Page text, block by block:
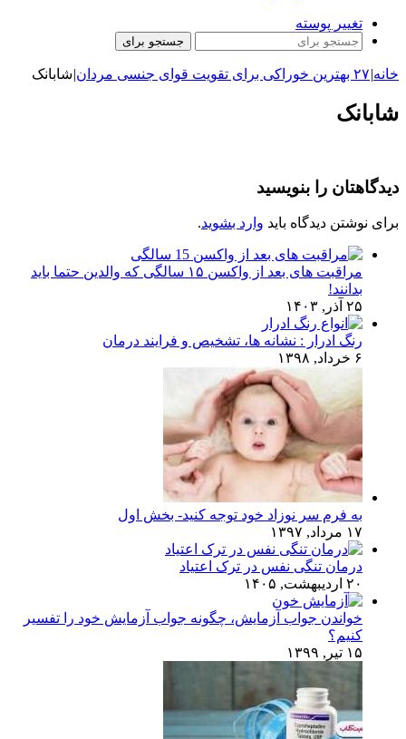
تغییر پوسته
جستجو برای
خانه|۲۷ بهترین خوراکی برای تقویت قوای جنسی مردان |شابانک
شابانک
دیدگاهتان را بنویسید
برای نوشتن دیدگاه باید وارد بشوید.
مراقبت های بعد از واکسن ۱۵ سالگی که والدین حتما باید
بدانند!
۲۵ آذر, ۱۴۰۳
رنگ ادرار : نشانه ها، تشخیص و فرایند درمان
۶ خرداد, ۱۳۹۸
به فرم سر نوزاد خود توجه کنید- بخش اول
۱۷ مرداد, ۱۳۹۷
درمان تنگی نفس در ترک اعتیاد
۲۰ اردیبهشت, ۱۴۰۵
خواندن جواب آزمایش، چگونه جواب آزمایش خود را تفسیر
کنیم؟
۱۵ تیر, ۱۳۹۹